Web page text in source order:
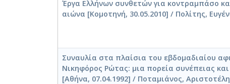
Έργα Ελλήνων συνθετών για κοντραμπάσο
αιώνα [Κομοτηνή, 30.05.2010] / Πολίτης,
Συναυλία στα πλαίσια του εβδομαδιαίου
Νικηφόρος Ρώτας: μια πορεία συνέπειας και
[Αθήνα, 07.04.1992] / Ποταμιάνος,